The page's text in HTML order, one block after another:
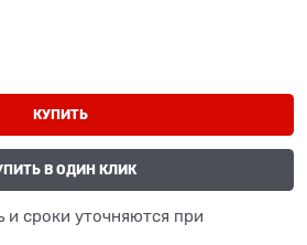
КУПИТЬ
В ОДИН КЛИК
и сроки уточняются при